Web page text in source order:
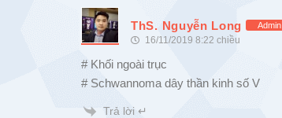
ThS. Nguyễn Long Admin
16/11/2019 8:22 chiều
# Khối ngoài trục
# Schwannoma dây thần kinh số V
Trả lời ↵